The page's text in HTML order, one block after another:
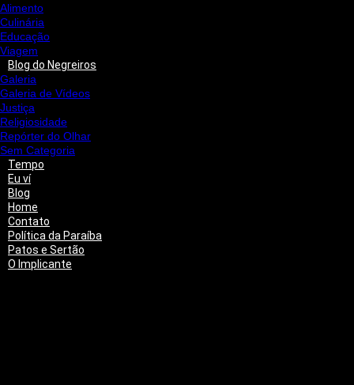
Alimento
Culinária
Educação
Viagem
Blog do Negreiros
Galeria
Galeria de Vídeos
Justiça
Religiosidade
Repórter do Olhar
Sem Categoria
Tempo
Eu ví
Blog
Home
Contato
Política da Paraíba
Patos e Sertão
O Implicante